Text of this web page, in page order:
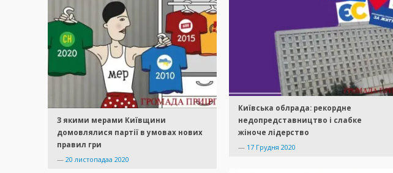
Київська облрада: рекордне
недопредставництво і слабке
жіноче лідерство
— 17 Грудня 2020
З якими мерами Київщини
домовлялися партії в умовах нових
правил гри
— 20 листопадаа 2020